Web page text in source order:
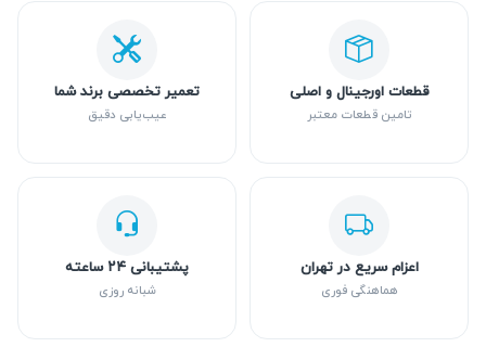
قطعات اورجینال و اصلی
تامین قطعات معتبر
تعمیر تخصصی برند شما
عیب‌یابی دقیق
اعزام سریع در تهران
هماهنگی فوری
پشتیبانی ۲۴ ساعته
شبانه روزی